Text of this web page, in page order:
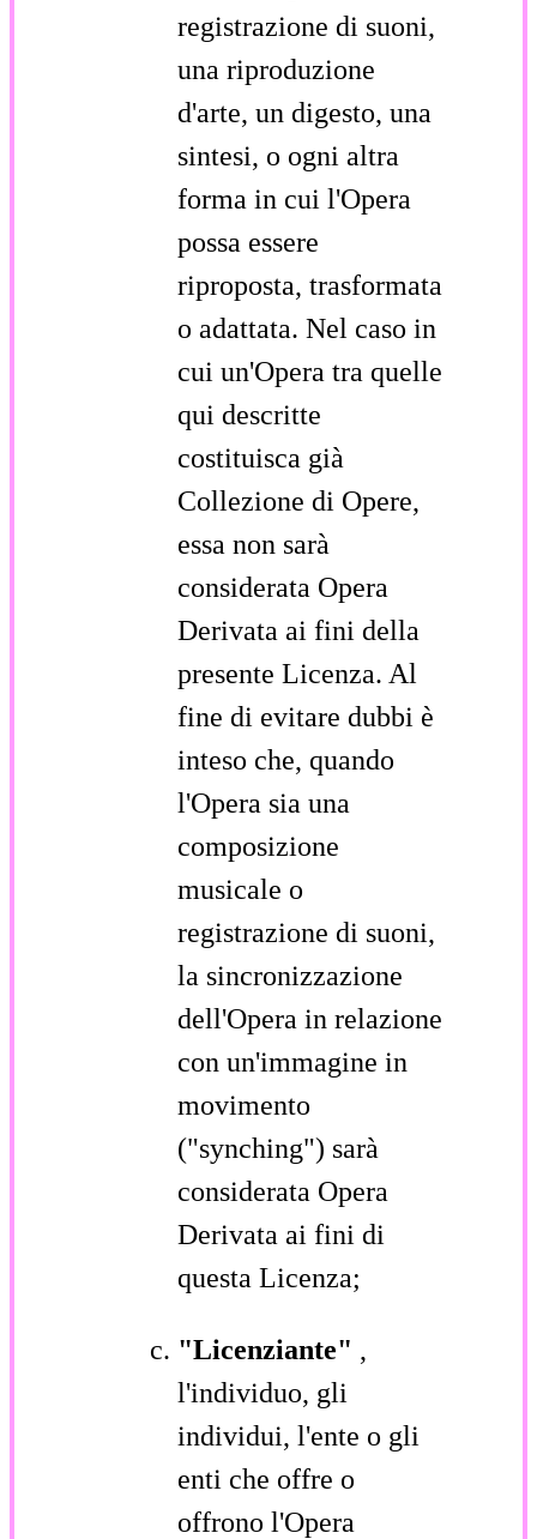
registrazione di suoni,
una riproduzione
d'arte, un digesto, una
sintesi, o ogni altra
forma in cui l'Opera
possa essere
riproposta, trasformata
o adattata. Nel caso in
cui un'Opera tra quelle
qui descritte
costituisca già
Collezione di Opere,
essa non sarà
considerata Opera
Derivata ai fini della
presente Licenza. Al
fine di evitare dubbi è
inteso che, quando
l'Opera sia una
composizione
musicale o
registrazione di suoni,
la sincronizzazione
dell'Opera in relazione
con un'immagine in
movimento
("synching") sarà
considerata Opera
Derivata ai fini di
questa Licenza;
"Licenziante" ,
l'individuo, gli
individui, l'ente o gli
enti che offre o
offrono l'Opera